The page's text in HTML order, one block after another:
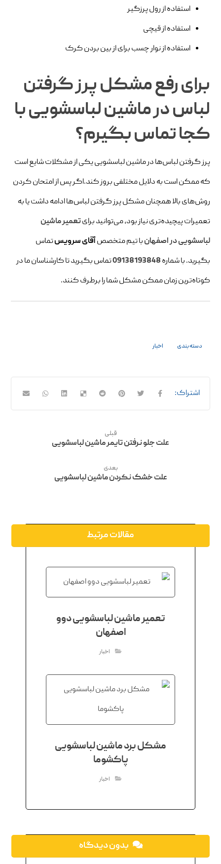
استفاده از رول پرزگیر
استفاده از قیچی
استفاده از نوار چسب برای از بین بردن کرک
برای رفع مشکل پرز گرفتن
لباس در ماشین لباسشویی با
کجا تماس بگیرم؟
پرز گرفتن لباس‌ها در ماشین لباسشویی یکی از مشکلات شایع است
که ممکن است به دلایل مختلفی بروز کند.اگر پس از امتحان کردن
روش‌های بالا همچنان مشکل پرز گرفتن لباس‌ها ادامه داشت یا به
تعمیرات پیچیده‌تری نیاز بود، می‌توانید برایتعمیر ماشین
لباسشویی در اصفهانبا تیم متخصصآقای سرویستماس
بگیرید. با شماره‌09138193848تماس بگیرید تا کارشناسان ما در
کوتاه‌ترین زمان ممکن مشکل شما را برطرف کنند.
دسته بندی اخبار
قبلی
علت جلو نرفتن تایمر ماشین لباسشویی
بعدی
علت خشک نکردن ماشین لباسشویی
مقالات مرتبط
تعمیر ماشین لباسشویی دوو
اصفهان
اخبار
مشکل برد ماشین لباسشویی
پاکشوما
اخبار
بدون دیدگاه